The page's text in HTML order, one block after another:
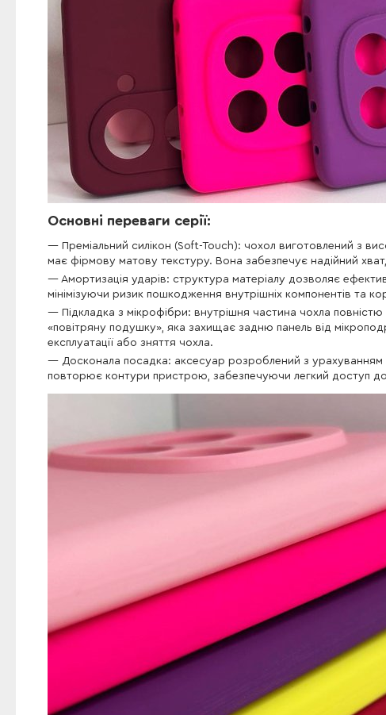
Основні переваги серії:
Преміальний силікон (Soft-Touch): чохол виготовлений з
має фірмову матову текстуру. Вона забезпечує надійний
Амортизація ударів: структура матеріалу дозволяє
мінімізуючи ризик пошкодження внутрішніх компонентів та
Підкладка з мікрофібри: внутрішня частина чохла
«повітряну подушку», яка захищає задню панель від
експлуатації або зняття чохла.
Досконала посадка: аксесуар розроблений з
повторює контури пристрою, забезпечуючи легкий доступ до